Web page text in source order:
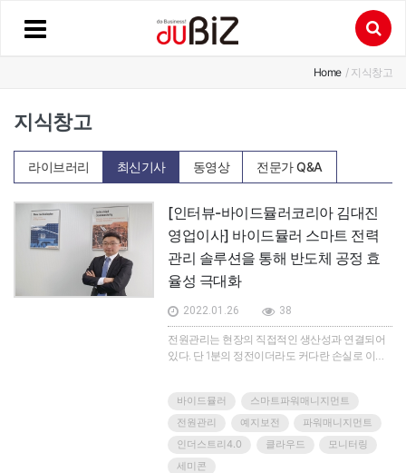
Home / 지식창고
지식창고
라이브러리 최신기사 동영상 전문가 Q&A
[인터뷰-바이드뮬러코리아 김대진
영업이사] 바이드뮬러 스마트 전력
관리 솔루션을 통해 반도체 공정 효
율성 극대화
2022.01.26 38
전원관리는 현장의 직접적인 생산성과 연결되어
있다. 단 1분의 정전이더라도 커다란 손실로 이어
상 이전에 막을 방법은 없을까? 바이드뮬러의 스
마트 파워 매니지먼트는 안정적인 전원 공급에서
더 나아가 예지보전을 구현한다. 바이드뮬러의 김
대진 영업이사를 만났
바이드뮬러
스마트파워매니지먼트
전원관리
예지보전
파워매니지먼트
인더스트리4.0
클라우드
모니터링
세미콘